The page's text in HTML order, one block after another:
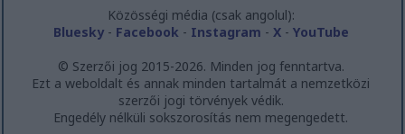
Közösségi média (csak angolul):
Bluesky- Facebook - Instagram - X- YouTube
© Szerzői jog 2015-2026. Minden jog fenntartva.
Ezt a weboldalt és annak minden tartalmát a nemzetközi
szerzői jogi törvények védik.
Engedély nélküli sokszorosítás nem megengedett.